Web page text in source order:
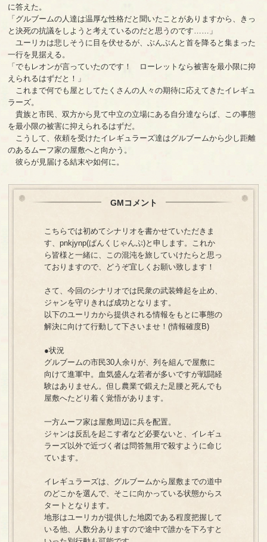
に答えた。
「グルブームの人達は温厚な性格だと聞いたことがありますから、きっ
と決死の抗議をしようと考えているのだと思うのです……」
ユーリカは悲しそうに目を伏せるが、ぶんぶんと首を降ると集まった
一行を見据える。
「でもレオンが言っていたのです！ ローレットなら被害を最小限に抑
えられるはずだと！」
これまで何でも屋としてたくさんの人々の期待に応えてきたイレギュ
ラーズ。
貴族と市民、双方から見て中立の立場にある自分達ならば、この事態
を最小限の被害に抑えられるはずだ。
こうして、依頼を受けたイレギュラーズ達はグルブームから少し距離
のあるムーフ家の屋敷へと向かう。
彼らが見届ける結末や如何に。
GMコメント
こちらでは初めてシナリオを書かせていただきま
す、pnkjynp(ぱんくじゃんぷ)と申します。これか
ら皆様と一緒に、この混沌を旅していけたらと思っ
ておりますので、どうぞ宜しくお願い致します！
さて、今回のシナリオでは民衆の武装蜂起を止め、
ジャンを守りきれば成功となります。
以下のユーリカから提供される情報をもとに事態の
解決に向けて行動して下さいませ！(情報確度B)
●状況
グルブームの市民30人余りが、列を組んで屋敷に
向けて進軍中。血気盛んな若者が多いですが戦闘経
験はありません。但し農業で鍛えた足腰と死んでも
屋敷へたどり着く覚悟があります。
一方ムーフ家は屋敷周辺に兵を配置。
ジャンは反乱を起こす者など必要ないと、イレギュ
ラーズ以外で近づく者は問答無用で殺すように命じ
ています。
イレギュラーズは、グルブームから屋敷までの道中
のどこかを選んで、そこに向かっている状態からス
タートとなります。
地形はユーリカが提供した地図である程度把握して
いる他、人数分ありますので途中で誰かを下ろすと